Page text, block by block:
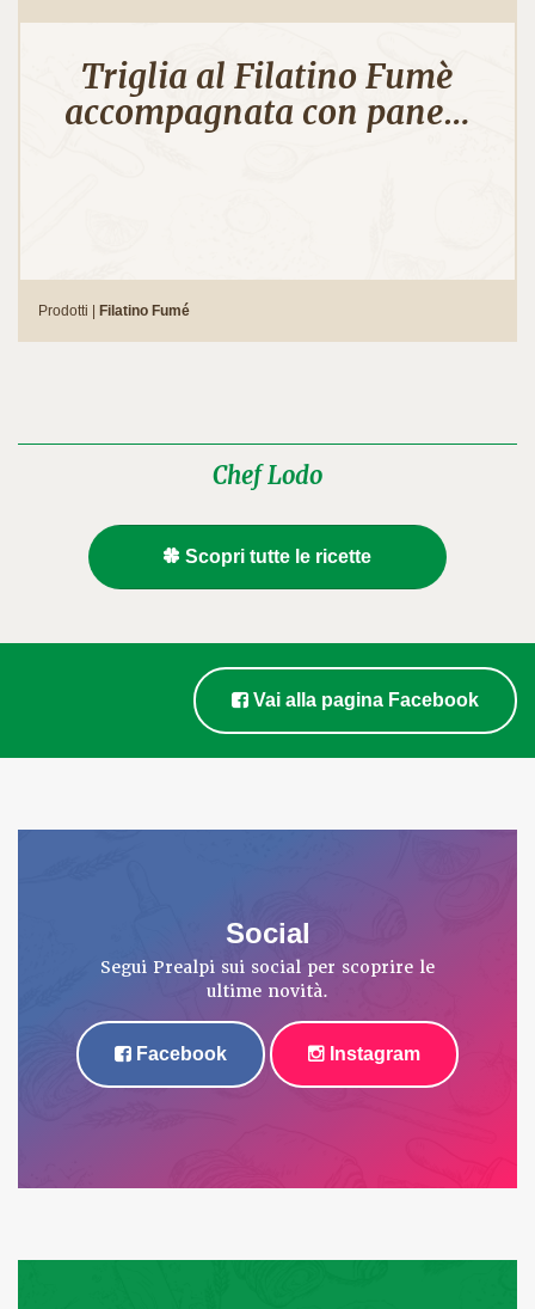
Triglia al Filatino Fumè
accompagnata con pane…
Prodotti | Filatino Fumé
Chef Lodo
Scopri tutte le ricette
Vai alla pagina Facebook
Social
Segui Prealpi sui social per scoprire le
ultime novità.
Facebook Instagram